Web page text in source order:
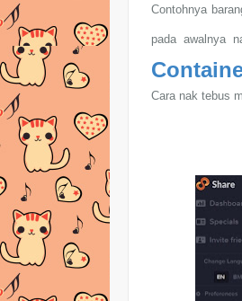
Contohnya
pada awalnya
Cara nak tebus